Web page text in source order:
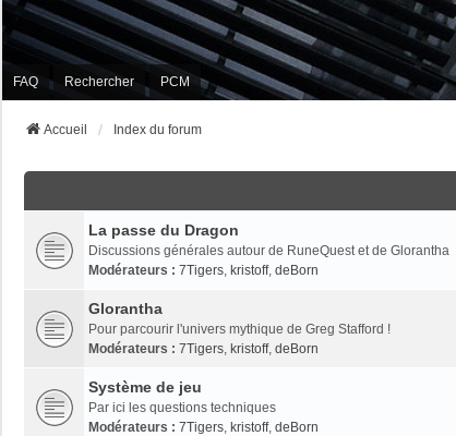
FAQ Rechercher PCM
Accueil Index du forum
La passe du Dragon
Discussions générales autour de RuneQuest et de Glorantha
Modérateurs : 7Tigers, kristoff, deBorn
Glorantha
Pour parcourir l'univers mythique de Greg Stafford !
Modérateurs : 7Tigers, kristoff, deBorn
Système de jeu
Par ici les questions techniques
Modérateurs : 7Tigers, kristoff, deBorn